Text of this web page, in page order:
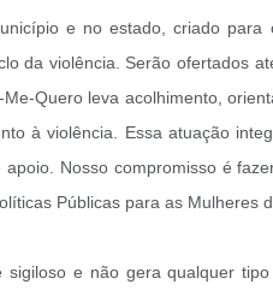
e no estado, criado
da violência. Serão ofertados
Quero leva acolhimento,
à violência. Essa atuação
Nosso compromisso é
Públicas para as Mulheres
e não gera qualquer